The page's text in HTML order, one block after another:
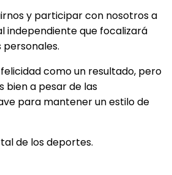
y participar con nosotros a
independiente que focalizará
como un resultado, pero
bien a pesar de las
para mantener un estilo de
de los deportes.